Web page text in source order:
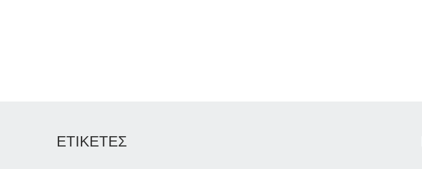
ΕΤΙΚΕΤΕΣ